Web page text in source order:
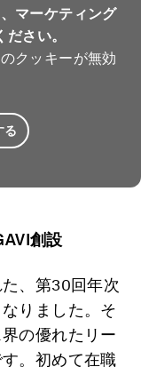
マーケティング
さい。
クッキーが無効
る
創設
、第30回年次
りました。そ
の優れたリー
。初めて在職